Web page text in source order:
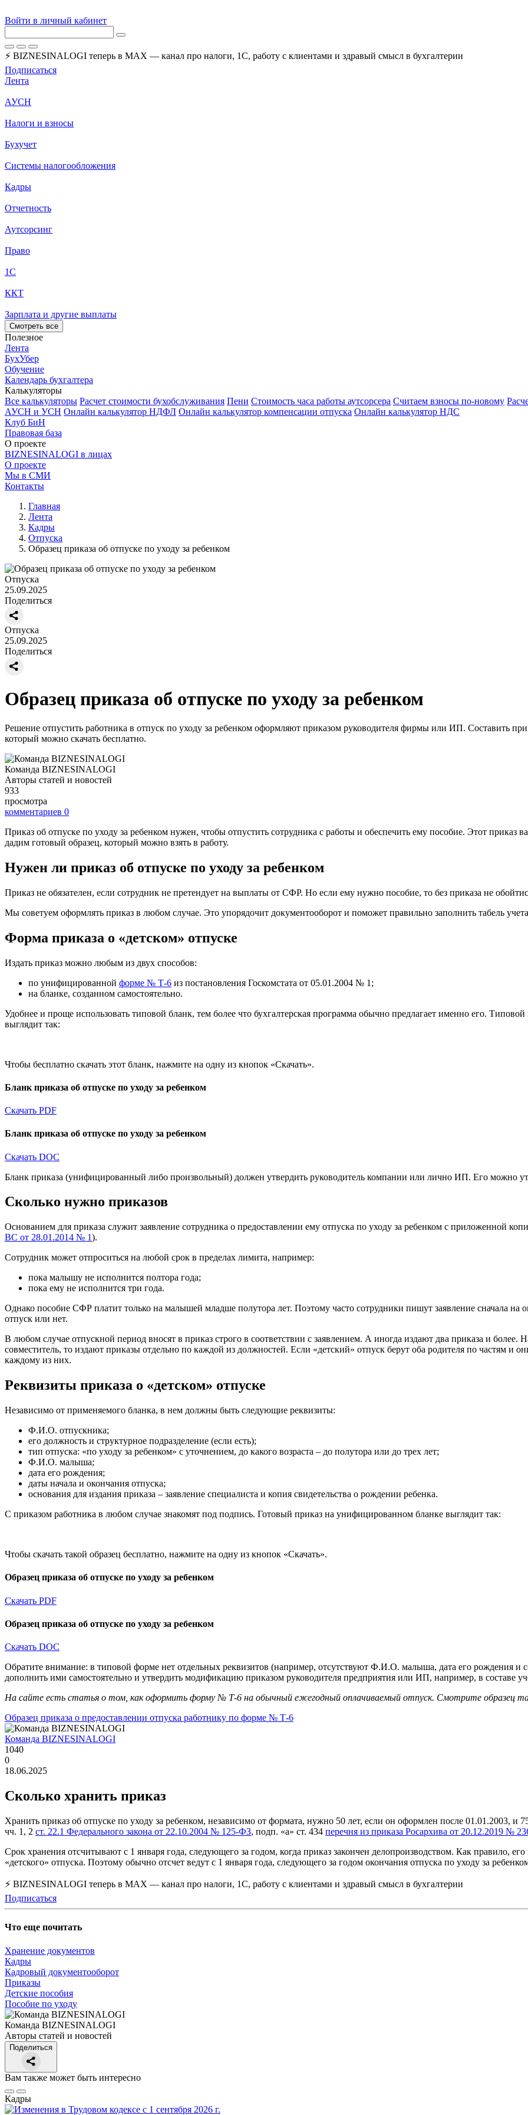
Войти в личный кабинет
⚡ BIZNESINALOGI теперь в MAX — канал про налоги, 1С, работу с клиентами и здравый смысл в бухгалтерии
Подписаться
Лента
АУСН
Налоги и взносы
Бухучет
Системы налогообложения
Кадры
Отчетность
Аутсорсинг
Право
1С
ККТ
Зарплата и другие выплаты
Смотреть все
Полезное
Лента
БухУбер
Обучение
Календарь бухгалтера
Калькуляторы
Все калькуляторы Расчет стоимости бухобслуживания Пени Стоимость часа работы аутсорсера Считаем взносы по-новому
АУСН и УСН Онлайн калькулятор НДФЛ Онлайн калькулятор компенсации отпуска Онлайн калькулятор НДС
Клуб БиН
Правовая база
О проекте
BIZNESINALOGI в лицах
О проекте
Мы в СМИ
Контакты
Главная
Лента
Кадры
Отпуска
Образец приказа об отпуске по уходу за ребенком
Отпуска
25.09.2025
Поделиться
Отпуска
25.09.2025
Поделиться
Образец приказа об отпуске по уходу за ребенком
Решение отпустить работника в отпуск по уходу за ребенком оформляют приказом руководителя фирмы или ИП. Составить
который можно скачать бесплатно.
Команда BIZNESINALOGI
Авторы статей и новостей
933
просмотра
комментариев 0
Приказ об отпуске по уходу за ребенком нужен, чтобы отпустить сотрудника с работы и обеспечить ему пособие. Этот
дадим готовый образец, который можно взять в работу.
Нужен ли приказ об отпуске по уходу за ребенком
Приказ не обязателен, если сотрудник не претендует на выплаты от СФР. Но если ему нужно пособие, то без приказа не
Мы советуем оформлять приказ в любом случае. Это упорядочит документооборот и поможет правильно заполнить табель
Форма приказа о «детском» отпуске
Издать приказ можно любым из двух способов:
по унифицированной форме № Т-6 из постановления Госкомстата от 05.01.2004 № 1;
на бланке, созданном самостоятельно.
Удобнее и проще использовать типовой бланк, тем более что бухгалтерская программа обычно предлагает именно его.
выглядит так:
Чтобы бесплатно скачать этот бланк, нажмите на одну из кнопок «Скачать».
Бланк приказа об отпуске по уходу за ребенком
Скачать PDF
Бланк приказа об отпуске по уходу за ребенком
Скачать DOC
Бланк приказа (унифицированный либо произвольный) должен утвердить руководитель компании или лично ИП. Его можно
Сколько нужно приказов
Основанием для приказа служит заявление сотрудника о предоставлении ему отпуска по уходу за ребенком с приложенной
ВС от 28.01.2014 № 1).
Сотрудник может отпроситься на любой срок в пределах лимита, например:
пока малышу не исполнится полтора года;
пока ему не исполнится три года.
Однако пособие СФР платит только на малышей младше полутора лет. Поэтому часто сотрудники пишут заявление сначала на
отпуск или нет.
В любом случае отпускной период вносят в приказ строго в соответствии с заявлением. А иногда издают два приказа и более.
совместитель, то издают приказы отдельно по каждой из должностей. Если «детский» отпуск берут оба родителя по частям и
каждому из них.
Реквизиты приказа о «детском» отпуске
Независимо от применяемого бланка, в нем должны быть следующие реквизиты:
Ф.И.О. отпускника;
его должность и структурное подразделение (если есть);
тип отпуска: «по уходу за ребенком» с уточнением, до какого возраста – до полутора или до трех лет;
Ф.И.О. малыша;
дата его рождения;
даты начала и окончания отпуска;
основания для издания приказа – заявление специалиста и копия свидетельства о рождении ребенка.
С приказом работника в любом случае знакомят под подпись. Готовый приказ на унифицированном бланке выглядит так:
Чтобы скачать такой образец бесплатно, нажмите на одну из кнопок «Скачать».
Образец приказа об отпуске по уходу за ребенком
Скачать PDF
Образец приказа об отпуске по уходу за ребенком
Скачать DOC
Обратите внимание: в типовой форме нет отдельных реквизитов (например, отсутствуют Ф.И.О. малыша, дата его рождения
дополнить ими самостоятельно и утвердить модификацию приказом руководителя предприятия или ИП, например, в составе
На сайте есть статья о том, как оформить форму № Т-6 на обычный ежегодный оплачиваемый отпуск. Смотрите образец
Образец приказа о предоставлении отпуска работнику по форме № Т-6
Команда BIZNESINALOGI
1040
0
18.06.2025
Сколько хранить приказ
Хранить приказ об отпуске по уходу за ребенком, независимо от формата, нужно 50 лет, если он оформлен после 01.01.2003, и
чч. 1, 2 ст. 22.1 Федерального закона от 22.10.2004 № 125-ФЗ, подп. «а» ст. 434 перечня из приказа Росархива от 20.12.2019 №
Срок хранения отсчитывают с 1 января года, следующего за годом, когда приказ закончен делопроизводством. Как правило,
«детского» отпуска. Поэтому обычно отсчет ведут с 1 января года, следующего за годом окончания отпуска по уходу за
⚡ BIZNESINALOGI теперь в MAX — канал про налоги, 1С, работу с клиентами и здравый смысл в бухгалтерии
Подписаться
Что еще почитать
Хранение документов
Кадры
Кадровый документооборот
Приказы
Детские пособия
Пособие по уходу
Команда BIZNESINALOGI
Авторы статей и новостей
Поделиться
Вам также может быть интересно
Кадры